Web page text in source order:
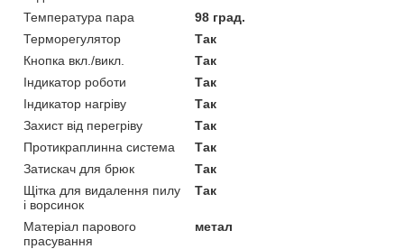
Температура пара
98 град.
Терморегулятор
Так
Кнопка вкл./викл.
Так
Індикатор роботи
Так
Індикатор нагріву
Так
Захист від перегріву
Так
Протикраплинна система
Так
Затискач для брюк
Так
Щітка для видалення пилу
і ворсинок
Так
Матеріал парового
прасування
метал